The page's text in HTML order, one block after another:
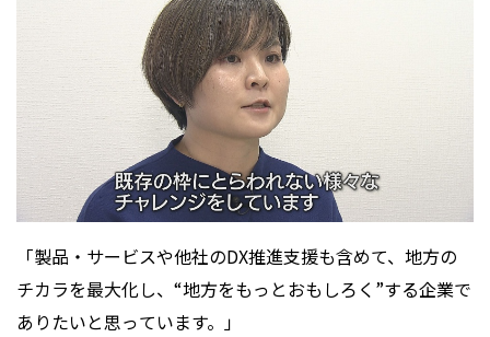
「製品・サービスや他社のDX推進支援も含めて、地方の
チカラを最大化し、“地方をもっとおもしろく”する企業で
ありたいと思っています。」